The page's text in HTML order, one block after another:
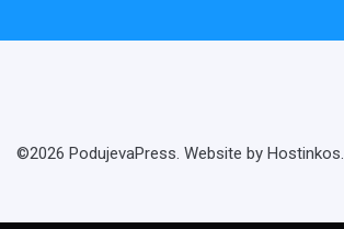
©2026 PodujevaPress. Website by Hostinkos.